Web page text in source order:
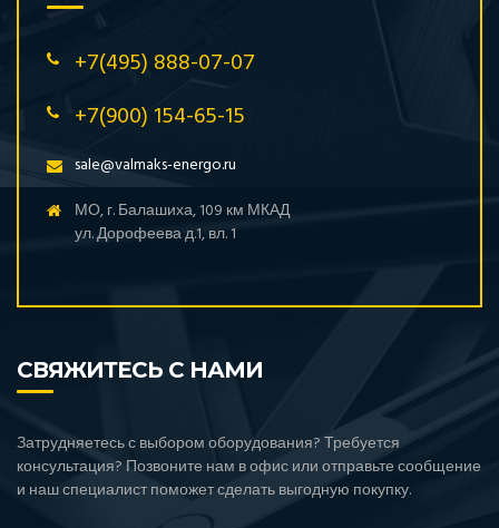
+7(495) 888-07-07
+7(900) 154-65-15
sale@valmaks-energo.ru
МО, г. Балашиха, 109 км МКАД
ул. Дорофеева д.1, вл. 1
СВЯЖИТЕСЬ С НАМИ
Затрудняетесь с выбором оборудования? Требуется
консультация? Позвоните нам в офис или отправьте сообщение
и наш специалист поможет сделать выгодную покупку.